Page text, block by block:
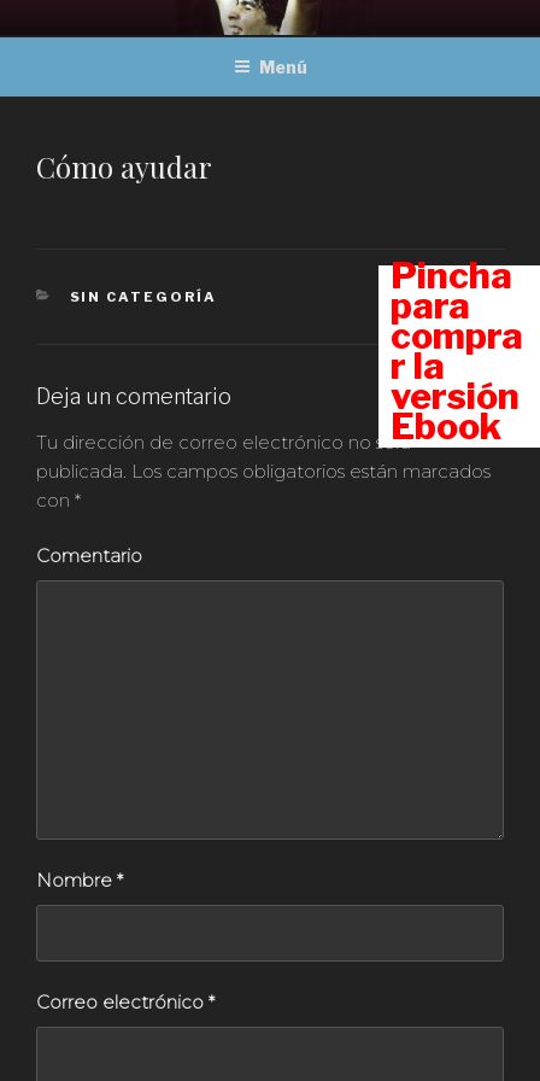
al
Pincha
para
compra
r la
versión
Ebook
MARADONA, OBRAS
COMPLETAS
Un viaje a través del fútbol
Menú
Cómo ayudar
CATEGORÍAS
SIN CATEGORÍA
Deja un comentario
Tu dirección de correo electrónico no será
publicada. Los campos obligatorios están marcados
con *
Comentario
Nombre *
Correo electrónico *